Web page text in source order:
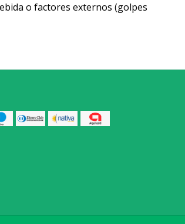
o factores externos (golpes